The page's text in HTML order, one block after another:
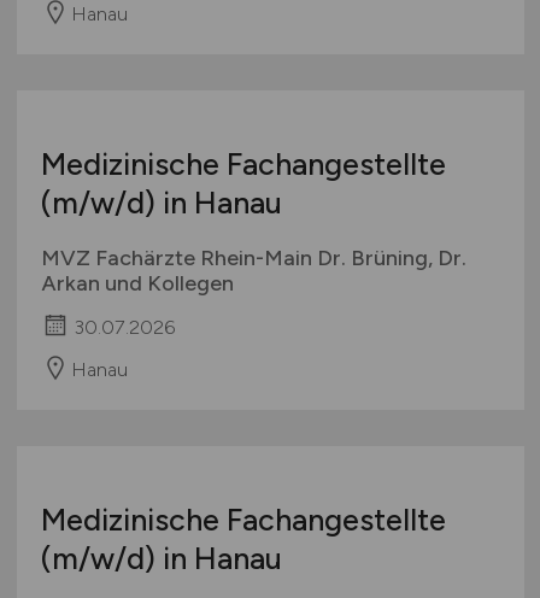
Hanau
Medizinische Fachangestellte
(m/w/d) in Hanau
MVZ Fachärzte Rhein-Main Dr. Brüning, Dr.
Arkan und Kollegen
30.07.2026
Hanau
Medizinische Fachangestellte
(m/w/d) in Hanau